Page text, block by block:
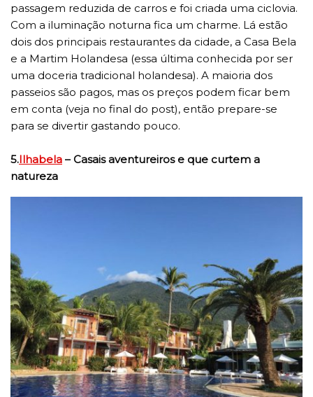
passagem reduzida de carros e foi criada uma ciclovia.
Com a iluminação noturna fica um charme. Lá estão
dois dos principais restaurantes da cidade, a Casa Bela
e a Martim Holandesa (essa última conhecida por ser
uma doceria tradicional holandesa). A maioria dos
passeios são pagos, mas os preços podem ficar bem
em conta (veja no final do post), então prepare-se
para se divertir gastando pouco.
5.Ilhabela – Casais aventureiros e que curtem a
natureza